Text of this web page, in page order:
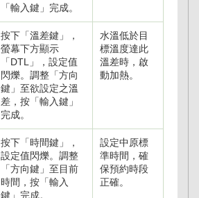
「輸入鍵」完成。
按下「溫差鍵」，
螢幕下方顯示
「DTL」，設定值
閃爍。調整「方向
鍵」至欲設定之溫
差，按「輸入鍵」
完成。
水溫低於目
標溫度達此
溫差時，啟
動加熱。
按下「時間鍵」，
設定值閃爍。調整
「方向鍵」至目前
時間，按「輸入
鍵」完成。
設定中原標
準時間，確
保預約時段
正確。